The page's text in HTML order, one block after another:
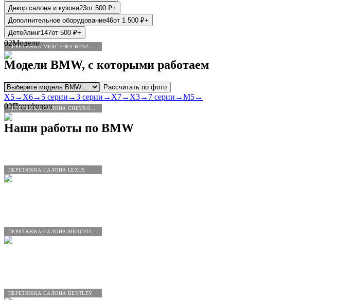
ПЕРЕТЯЖКА MERCEDES-BENZ
ПЕРЕТЯЖКА САЛОНА LEXUS
ПЕРЕТЯЖКА САЛОНА BENTLEY
Декор салона и кузова23от 500 ₽+
Дополнительное оборудование46от 1 500 ₽+
Детейлинг147от 500 ₽+
02Модели
Модели BMW, с которыми работаем
Рассчитать по фото
X5→X6→ 5 серии →3 серии →X7→X3→ 7 серии →M5→
03Портфолио
Наши работы по BMW